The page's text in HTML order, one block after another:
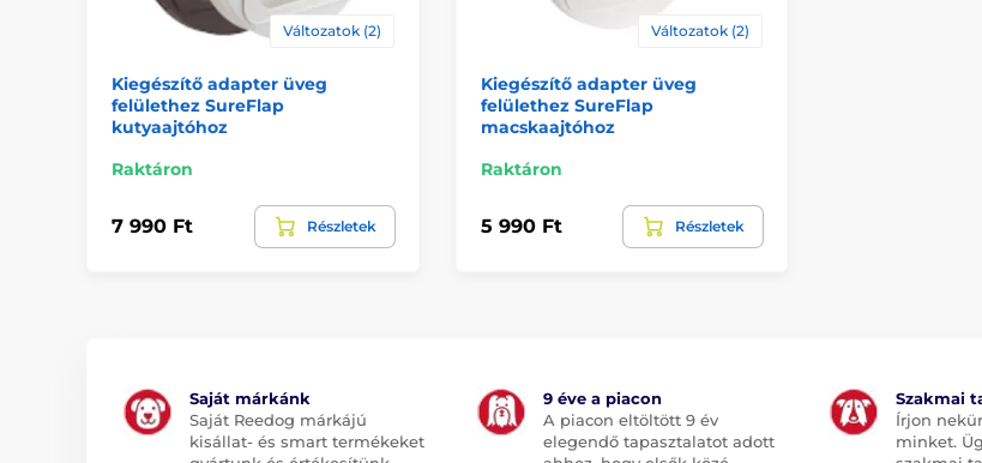
Változatok (2)
Kiegészítő adapter üveg
felülethez SureFlap
kutyaajtóhoz
Raktáron
7 990 Ft Részletek
Változatok (2)
Kiegészítő adapter üveg
felülethez SureFlap
macskaajtóhoz
Raktáron
5 990 Ft Részletek
Saját márkánk
Saját Reedog márkájú
kisállat- és smart termékeket
9 éve a piacon
A piacon eltöltött 9 év
elegendő tapasztalatot adott
Szakmai
Írjon
minket.